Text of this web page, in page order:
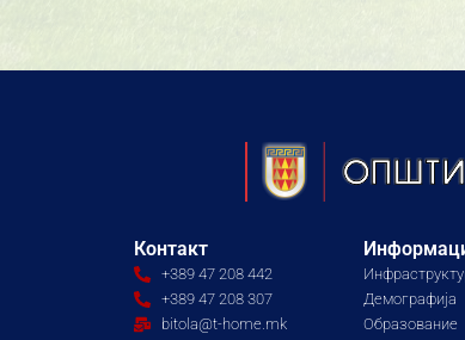
Контакт
+389 47 208 442
+389 47 208 307
bitola@t-home.mk
Демографија
Образование